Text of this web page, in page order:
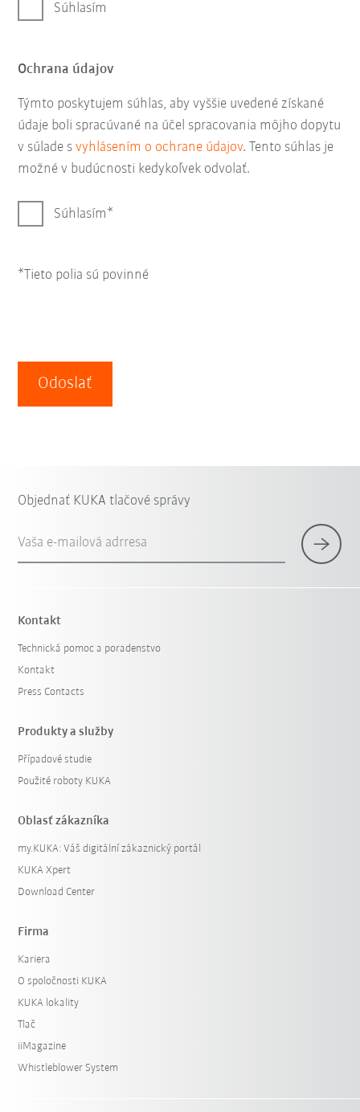
Súhlasím
Ochrana údajov
Týmto poskytujem súhlas, aby vyššie uvedené získané
údaje boli spracúvané na účel spracovania môjho dopytu
v súlade svyhlásením o ochrane údajov. Tento súhlas je
možné v budúcnosti kedykoľvek odvolať.
Súhlasím
*Tieto polia sú povinné
Odoslať
Objednať KUKA tlačové správy
Vaša e-mailová adrresa
Kontakt
Technická pomoc a poradenstvo
Kontakt
Press Contacts
Produkty a služby
Případové studie
Použité roboty KUKA
Oblasť zákazníka
my.KUKA: Váš digitální zákaznický portál
KUKA Xpert
Download Center
Firma
Kariera
O spoločnosti KUKA
KUKA lokality
Tlač
iiMagazine
Whistleblower System